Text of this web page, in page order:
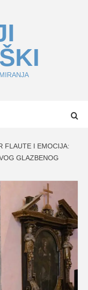
FLAUTE I EMOCIJA:
GLAZBENOG